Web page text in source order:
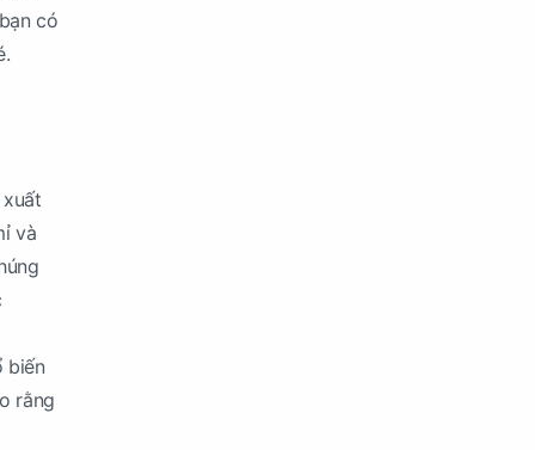
có
và
biến
rằng